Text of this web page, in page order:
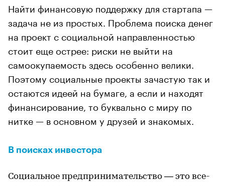
Найти финансовую поддержку для стартапа —
задача не из простых. Проблема поиска денег
на проект с социальной направленностью
стоит еще острее: риски не выйти на
самоокупаемость здесь особенно велики.
Поэтому социальные проекты зачастую так и
остаются идеей на бумаге, а если и находят
финансирование, то буквально с миру по
нитке — в основном у друзей и знакомых.
В поисках инвестора
Социальное предпринимательство — это все-